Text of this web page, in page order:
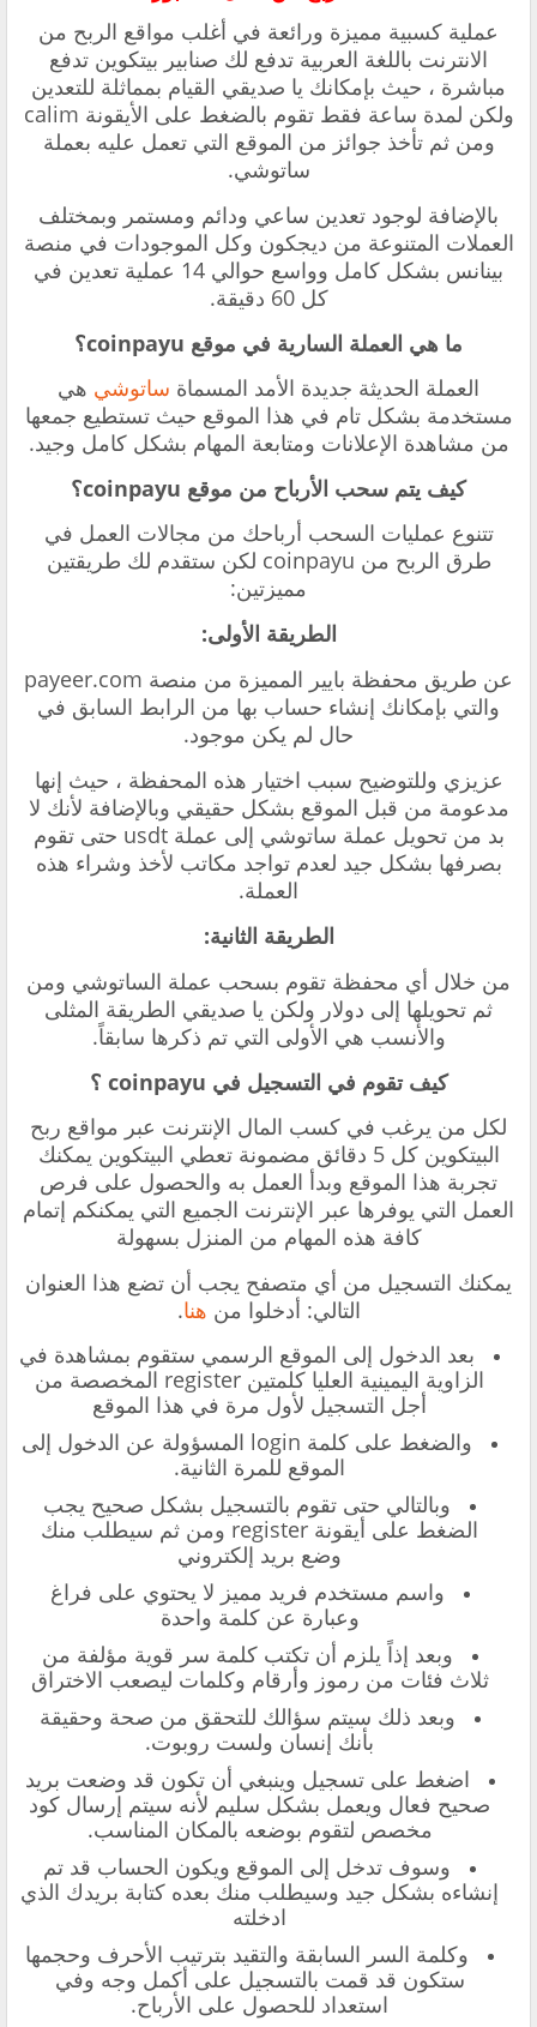
عملية كسبية مميزة ورائعة في أغلب مواقع الربح من
الانترنت باللغة العربية تدفع لك صنابير بيتكوين تدفع
مباشرة ، حيث بإمكانك يا صديقي القيام بمماثلة للتعدين
ولكن لمدة ساعة فقط تقوم بالضغط على الأيقونة calim
ومن ثم تأخذ جوائز من الموقع التي تعمل عليه بعملة
ساتوشي.
بالإضافة لوجود تعدين ساعي ودائم ومستمر وبمختلف
العملات المتنوعة من ديجكون وكل الموجودات في منصة
بينانس بشكل كامل وواسع حوالي 14 عملية تعدين في
كل 60 دقيقة.
ما هي العملة السارية في موقع coinpayu؟
العملة الحديثة جديدة الأمد المسماة ساتوشي هي
مستخدمة بشكل تام في هذا الموقع حيث تستطيع جمعها
من مشاهدة الإعلانات ومتابعة المهام بشكل كامل وجيد.
كيف يتم سحب الأرباح من موقع coinpayu؟
تتنوع عمليات السحب أرباحك من مجالات العمل في
طرق الربح من coinpayu لكن ستقدم لك طريقتين
مميزتين:
الطريقة الأولى:
عن طريق محفظة بايير المميزة من منصة payeer.com
والتي بإمكانك إنشاء حساب بها من الرابط السابق في
حال لم يكن موجود.
عزيزي وللتوضيح سبب اختيار هذه المحفظة ، حيث إنها
مدعومة من قبل الموقع بشكل حقيقي وبالإضافة لأنك لا
بد من تحويل عملة ساتوشي إلى عملة usdt حتى تقوم
بصرفها بشكل جيد لعدم تواجد مكاتب لأخذ وشراء هذه
العملة.
الطريقة الثانية:
من خلال أي محفظة تقوم بسحب عملة الساتوشي ومن
ثم تحويلها إلى دولار ولكن يا صديقي الطريقة المثلى
والأنسب هي الأولى التي تم ذكرها سابقاً.
كيف تقوم في التسجيل في coinpayu ؟
‏لكل من يرغب في كسب المال الإنترنت عبر مواقع ربح
البيتكوين كل 5 دقائق مضمونة تعطي البيتكوين يمكنك
تجربة هذا الموقع وبدأ العمل به والحصول على فرص
العمل التي يوفرها عبر الإنترنت الجميع التي يمكنكم إتمام
كافة هذه المهام من المنزل بسهولة
يمكنك التسجيل من أي متصفح يجب أن تضع هذا العنوان
التالي: أدخلوا من هنا.
بعد الدخول إلى الموقع الرسمي ستقوم بمشاهدة في
الزاوية اليمينية العليا كلمتين register المخصصة من
أجل التسجيل لأول مرة في هذا الموقع
والضغط على كلمة login المسؤولة عن الدخول إلى
الموقع للمرة الثانية.
وبالتالي حتى تقوم بالتسجيل بشكل صحيح يجب
الضغط على أيقونة register ومن ثم سيطلب منك
وضع بريد إلكتروني
واسم مستخدم فريد مميز لا يحتوي على فراغ
وعبارة عن كلمة واحدة
وبعد إذاً يلزم أن تكتب كلمة سر قوية مؤلفة من
ثلاث فئات من رموز وأرقام وكلمات ليصعب الاختراق
وبعد ذلك سيتم سؤالك للتحقق من صحة وحقيقة
بأنك إنسان ولست روبوت.
اضغط على تسجيل وينبغي أن تكون قد وضعت بريد
صحيح فعال ويعمل بشكل سليم لأنه سيتم إرسال كود
مخصص لتقوم بوضعه بالمكان المناسب.
وسوف تدخل إلى الموقع ويكون الحساب قد تم
إنشاءه بشكل جيد وسيطلب منك بعده كتابة بريدك الذي
ادخلته
وكلمة السر السابقة والتقيد بترتيب الأحرف وحجمها
ستكون قد قمت بالتسجيل على أكمل وجه وفي
استعداد للحصول على الأرباح.